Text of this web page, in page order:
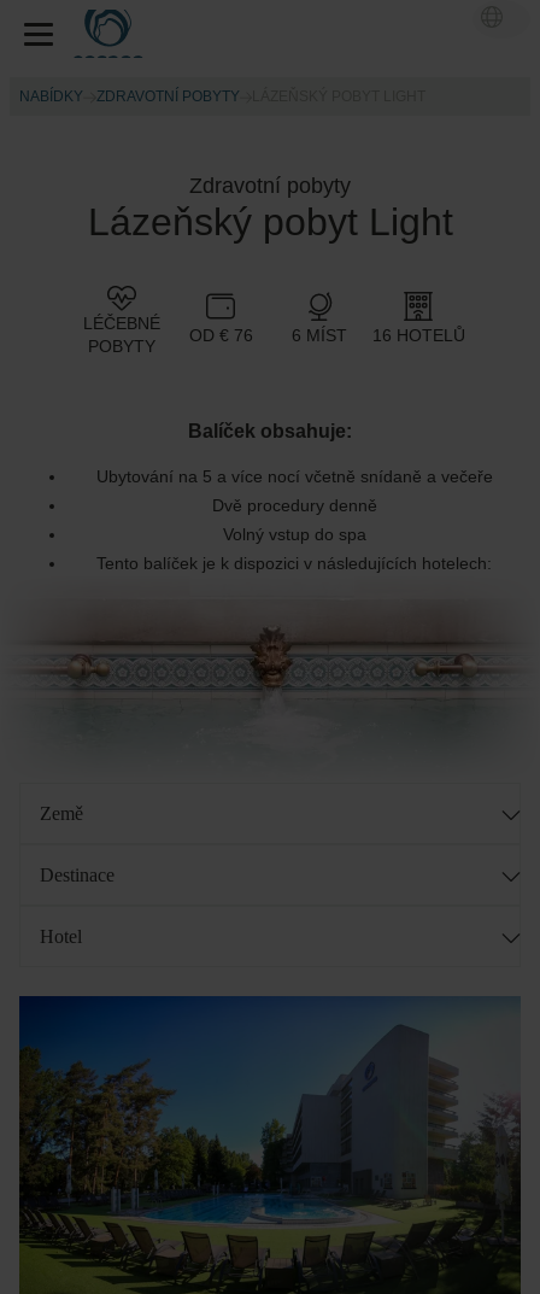
NABÍDKY ZDRAVOTNÍ POBYTY
Zdravotní pobyty
Lázeňský pobyt Light
LÉČEBNÉ
POBYTY
OD € 76 6 MÍST 16 HOTELŮ
Balíček obsahuje:
Ubytování na 5 a více nocí včetně snídaně a večeře
Dvě procedury denně
Volný vstup do spa
Tento balíček je k dispozici v následujících hotelech:
Země
Destinace
Hotel